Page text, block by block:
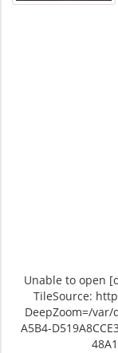
Unable to open
TileSource:
DeepZoom=/var/
A5B4-